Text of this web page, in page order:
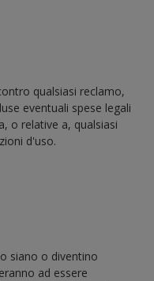
qualsiasi reclamo,
eventuali spese legali
o relative a, qualsiasi
d'uso.
siano o diventino
ad essere